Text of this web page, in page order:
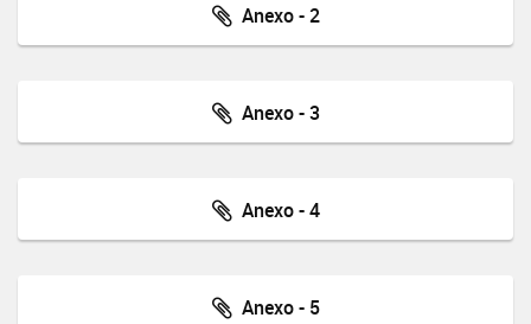
Anexo - 2
Anexo - 3
Anexo - 4
Anexo - 5